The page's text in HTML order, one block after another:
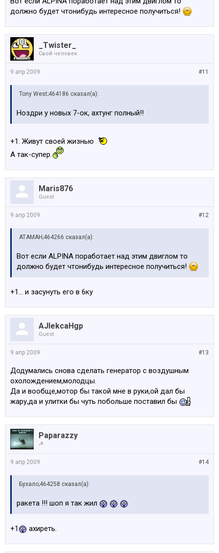
должно будет чтонибудь интересное получиться!
_Twister_
Свой человек
#11
9 апр 2009
Tony West;464186 сказал(а):
Ноздри у новых 7-ок, ахтунг полный!!
+1. Живут своей жизнью
А так-супер.
Maris876
Guest
#12
9 апр 2009
АТАМАН;464266 сказал(а):
Вот если ALPINA поработает над этим двиглом то
должно будет чтонибудь интересное получиться!
+1... и засунуть его в 6ку
AJlekcaHgp
Guest
#13
9 апр 2009
Додумались снова сделать генератор с воздушным
охолождением,молодцы.
Да и вообще,мотор бы такой мне в руки,ой дал бы
жару,да и улитки бы чуть побольше поставил бы
Paparazzy
☭
#14
9 апр 2009
Бухало;464258 сказал(а):
ракета !!! шоп я так жил
+1 ахиреть.